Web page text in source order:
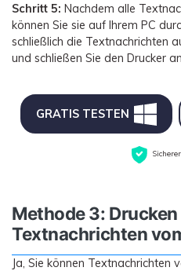
Schritt 5: Nachdem alle
können Sie sie auf Ihrem PC
schließlich die Textnachrichten
und schließen Sie den Drucker
GRATIS TESTEN
Methode 3:
Textnachrichten
Ja, Sie können Textnachrichten